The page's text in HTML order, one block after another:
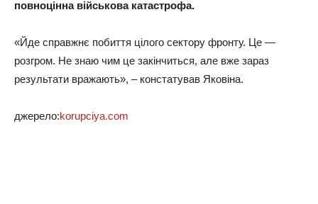
повноцінна військова катастрофа.
«Йде справжнє побиття цілого сектору фронту. Це —
розгром. Не знаю чим це закінчиться, але вже зараз
результати вражають», – констатував Яковіна.
джерело:korupciya.com